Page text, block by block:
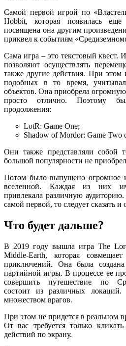
Самой первой игрой по
Hobbit, которая появилась
посвящена она другим
приквел к событиям
Сама игра – это текстовый квест.
позволяют осуществлять
также другие действия. При этом
подобных в то время,
объектов. Она приобрела
просто отлично. Поэтому
продолжения:
LotR: Game One;
Shadow of Mordor: Game Two
Они также представляли собой
большой популярности не
Потом было выпущено огромное
вселенной. Каждая из них
привлекала различную
самой первой, то следует сказать
Что будет дальше?
В 2019 году вышла игра The
Middle-Earth, которая
приключений. Она была
партийной игры. В процессе ее
совершить путешествие по
состоит из различных
множеством врагов.
При этом не придется в реальном
От вас требуется только
действий по экрану.